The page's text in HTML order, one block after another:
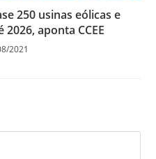
250 usinas eólicas e
aponta CCEE
2021